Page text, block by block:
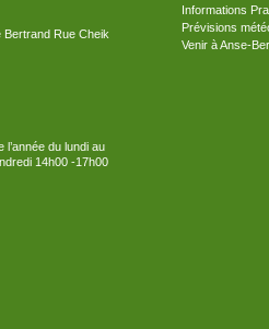
Bertrand Rue Cheik
l’année du lundi au
14h00 -17h00
Informations
Prévisions
Venir à Anse-